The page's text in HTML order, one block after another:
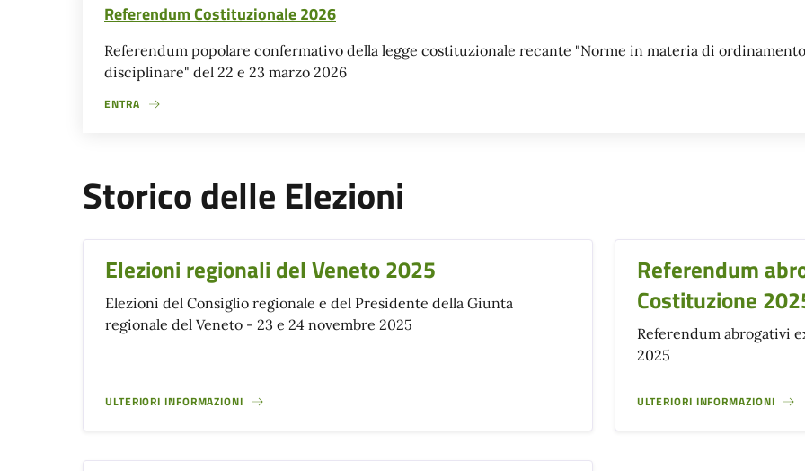
Referendum Costituzionale 2026
Referendum popolare confermativo della legge costituzionale recante "Norme in materia di
disciplinare" del 22 e 23 marzo 2026
ENTRA
Storico delle Elezioni
Elezioni regionali del Veneto 2025
Elezioni del Consiglio regionale e del Presidente della Giunta
regionale del Veneto - 23 e 24 novembre 2025
ULTERIORI INFORMAZIONI
Referendum
Costituzione
Referendum abrogativi
2025
ULTERIORI INFORMAZIONI